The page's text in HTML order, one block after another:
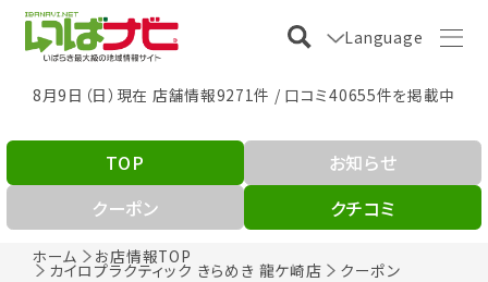
Language
8月9日（日）現在 店舗情報9271件 / 口コミ40655件を掲載中
ホーム お店情報TOP
カイロプラクティック きらめき 龍ケ崎店 クーポン
TOP
お知らせ
クーポン
クチコミ